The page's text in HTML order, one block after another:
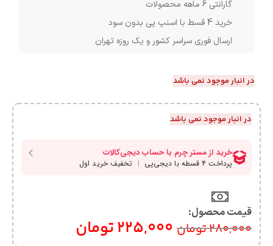
گارانتی 6 ماهه محصولات
خرید 4 قسط با اسنپ پی بدون سود
ارسال فوری سراسر کشور و یک روزه تهران
در انبار موجود نمی باشد
در انبار موجود نمی باشد
قیمت محصول:​
280,000تومان 225,000تومان